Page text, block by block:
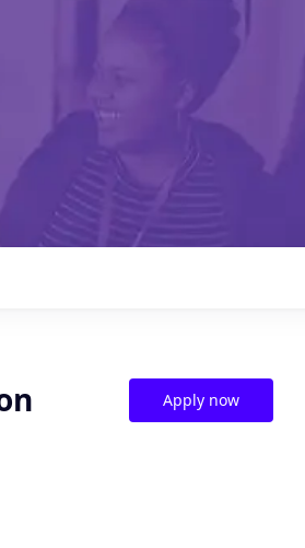
Apply now